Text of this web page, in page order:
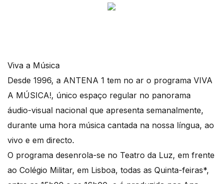
Viva a Música
Desde 1996, a ANTENA 1 tem no ar o programa VIVA
A MÚSICA!, único espaço regular no panorama
áudio-visual nacional que apresenta semanalmente,
durante uma hora música cantada na nossa língua, ao
vivo e em directo.
O programa desenrola-se no Teatro da Luz, em frente
ao Colégio Militar, em Lisboa, todas as Quinta-feiras*,